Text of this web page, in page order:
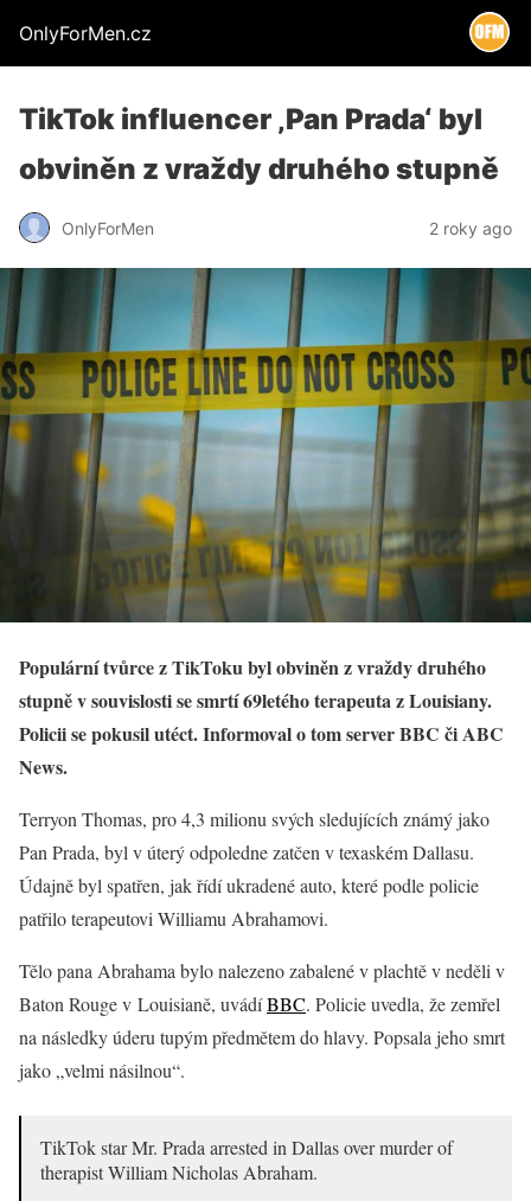
OnlyForMen.cz
TikTok influencer ‚Pan Prada‘ byl
obviněn z vraždy druhého stupně
OnlyForMen 2 roky ago
Populární tvůrce z TikToku byl obviněn z vraždy druhého
stupně v souvislosti se smrtí 69letého terapeuta z Louisiany.
Policii se pokusil utéct. Informoval o tom server BBC či ABC
News.
Terryon Thomas, pro 4,3 milionu svých sledujících známý jako
Pan Prada, byl v úterý odpoledne zatčen v texaském Dallasu.
Údajně byl spatřen, jak řídí ukradené auto, které podle policie
patřilo terapeutovi Williamu Abrahamovi.
Tělo pana Abrahama bylo nalezeno zabalené v plachtě v neděli v
Baton Rouge v Louisianě, uvádíBBC. Policie uvedla, že zemřel
na následky úderu tupým předmětem do hlavy. Popsala jeho smrt
jako „velmi násilnou“.
TikTok star Mr. Prada arrested in Dallas over murder of
therapist William Nicholas Abraham.